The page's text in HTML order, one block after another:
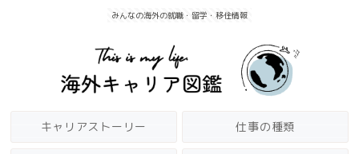
みんなの海外の就職・留学・移住情報
キャリアストーリー 仕事の種類